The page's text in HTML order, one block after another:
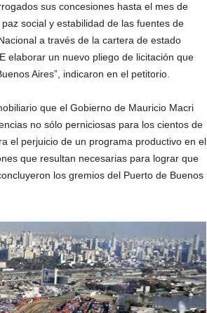
sus concesiones hasta el mes de
social y estabilidad de las fuentes de
a través de la cartera de estado
elaborar un nuevo pliego de licitación que
Aires”, indicaron en el petitorio.
que el Gobierno de Mauricio Macri
no sólo perniciosas para los cientos de
el perjuicio de un programa productivo en el
que resultan necesarias para lograr que
los gremios del Puerto de Buenos